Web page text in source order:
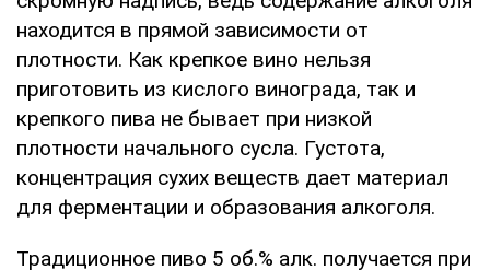
находится в прямой зависимости от
плотности. Как крепкое вино нельзя
приготовить из кислого винограда, так и
крепкого пива не бывает при низкой
плотности начального сусла. Густота,
концентрация сухих веществ дает материал
для ферментации и образования алкоголя.
Традиционное пиво 5 об.% алк. получается при